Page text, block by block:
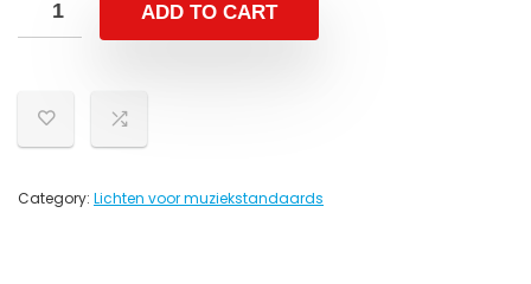
ADD TO CART
Category: Lichten voor muziekstandaards